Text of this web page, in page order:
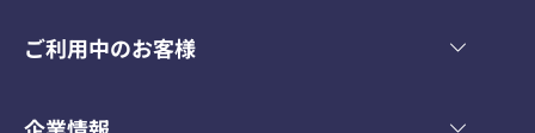
ご利用中のお客様